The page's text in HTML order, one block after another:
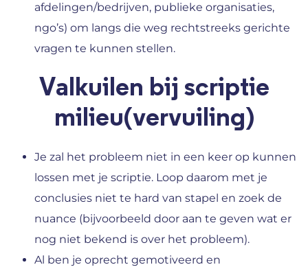
afdelingen/bedrijven, publieke organisaties,
ngo’s) om langs die weg rechtstreeks gerichte
vragen te kunnen stellen.
Valkuilen bij scriptie
milieu(vervuiling)
Je zal het probleem niet in een keer op kunnen
lossen met je scriptie. Loop daarom met je
conclusies niet te hard van stapel en zoek de
nuance (bijvoorbeeld door aan te geven wat er
nog niet bekend is over het probleem).
Al ben je oprecht gemotiveerd en